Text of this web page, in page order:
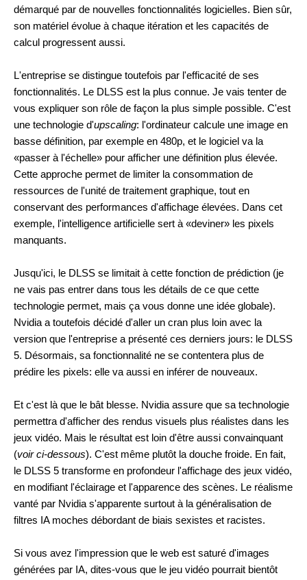
démarqué par de nouvelles fonctionnalités logicielles. Bien sûr,
son matériel évolue à chaque itération et les capacités de
calcul progressent aussi.
L'entreprise se distingue toutefois par l'efficacité de ses
fonctionnalités. Le DLSS est la plus connue. Je vais tenter de
vous expliquer son rôle de façon la plus simple possible. C'est
une technologie d'upscaling: l'ordinateur calcule une image en
basse définition, par exemple en 480p, et le logiciel va la
«passer à l'échelle» pour afficher une définition plus élevée.
Cette approche permet de limiter la consommation de
ressources de l'unité de traitement graphique, tout en
conservant des performances d'affichage élevées. Dans cet
exemple, l'intelligence artificielle sert à «deviner» les pixels
manquants.
Jusqu'ici, le DLSS se limitait à cette fonction de prédiction (je
ne vais pas entrer dans tous les détails de ce que cette
technologie permet, mais ça vous donne une idée globale).
Nvidia a toutefois décidé d'aller un cran plus loin avec la
version que l'entreprise a présenté ces derniers jours: le DLSS
5. Désormais, sa fonctionnalité ne se contentera plus de
prédire les pixels: elle va aussi en inférer de nouveaux.
Et c'est là que le bât blesse. Nvidia assure que sa technologie
permettra d'afficher des rendus visuels plus réalistes dans les
jeux vidéo. Mais le résultat est loin d'être aussi convainquant
(voir ci-dessous). C'est même plutôt la douche froide. En fait,
le DLSS 5 transforme en profondeur l'affichage des jeux vidéo,
en modifiant l'éclairage et l'apparence des scènes. Le réalisme
vanté par Nvidia s'apparente surtout à la généralisation de
filtres IA moches débordant de biais sexistes et racistes.
Si vous avez l'impression que le web est saturé d'images
générées par IA, dites-vous que le jeu vidéo pourrait bientôt